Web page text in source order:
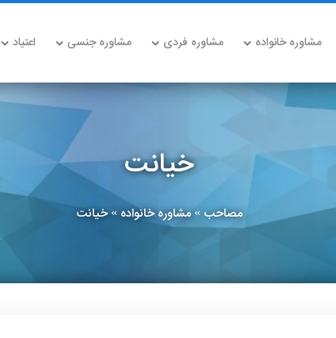
مشاوره خانواده مشاوره فردی مشاوره جنسی اعتیاد
خیانت
مصاحب »مشاوره خانواده »خیانت